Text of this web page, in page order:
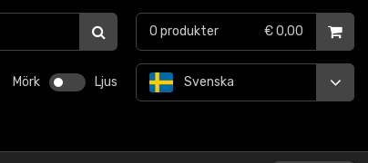
Mörk Ljus Svenska
0 produkter € 0,00